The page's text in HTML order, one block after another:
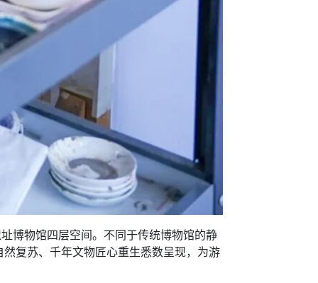
物馆四层空间。不同于传统博物馆的静
复苏、千年文物匠心重生悉数呈现，为游